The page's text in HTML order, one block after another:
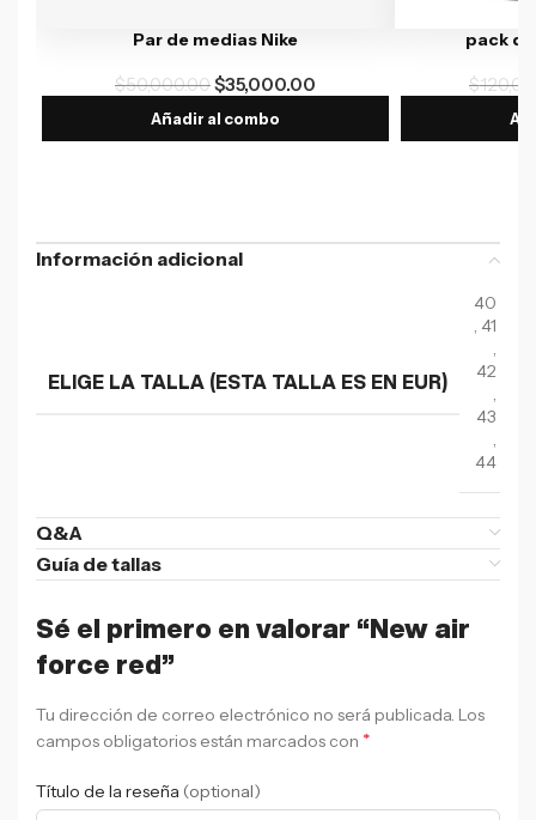
Par de medias Nike
$50,000.00$35,000.00
Añadir al combo
pack
$
Información adicional
ELIGE LA TALLA (ESTA TALLA ES EN EUR)
40
41
42
43
44
Q&A
Guía de tallas
Sé el primero en valorar “New air
force red”
Tu dirección de correo electrónico no será publicada. Los
campos obligatorios están marcados con *
Título de la reseña (optional)